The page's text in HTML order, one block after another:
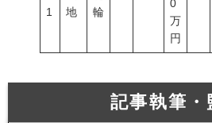
1
地
輪
0
万
円
記事執筆・